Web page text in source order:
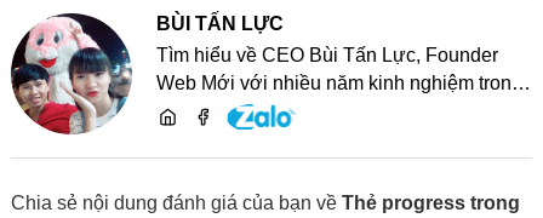
BÙI TẤN LỰC
Tìm hiểu về CEO Bùi Tấn Lực, Founder
Web Mới với nhiều năm kinh nghiệm trong
lĩnh vực phát triển website, SEO và chia sẻ
Chia sẻ nội dung đánh giá của bạn về Thẻ progress trong